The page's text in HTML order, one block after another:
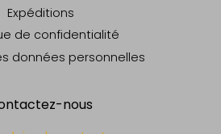
Expéditions
de confidentialité
données personnelles
nous